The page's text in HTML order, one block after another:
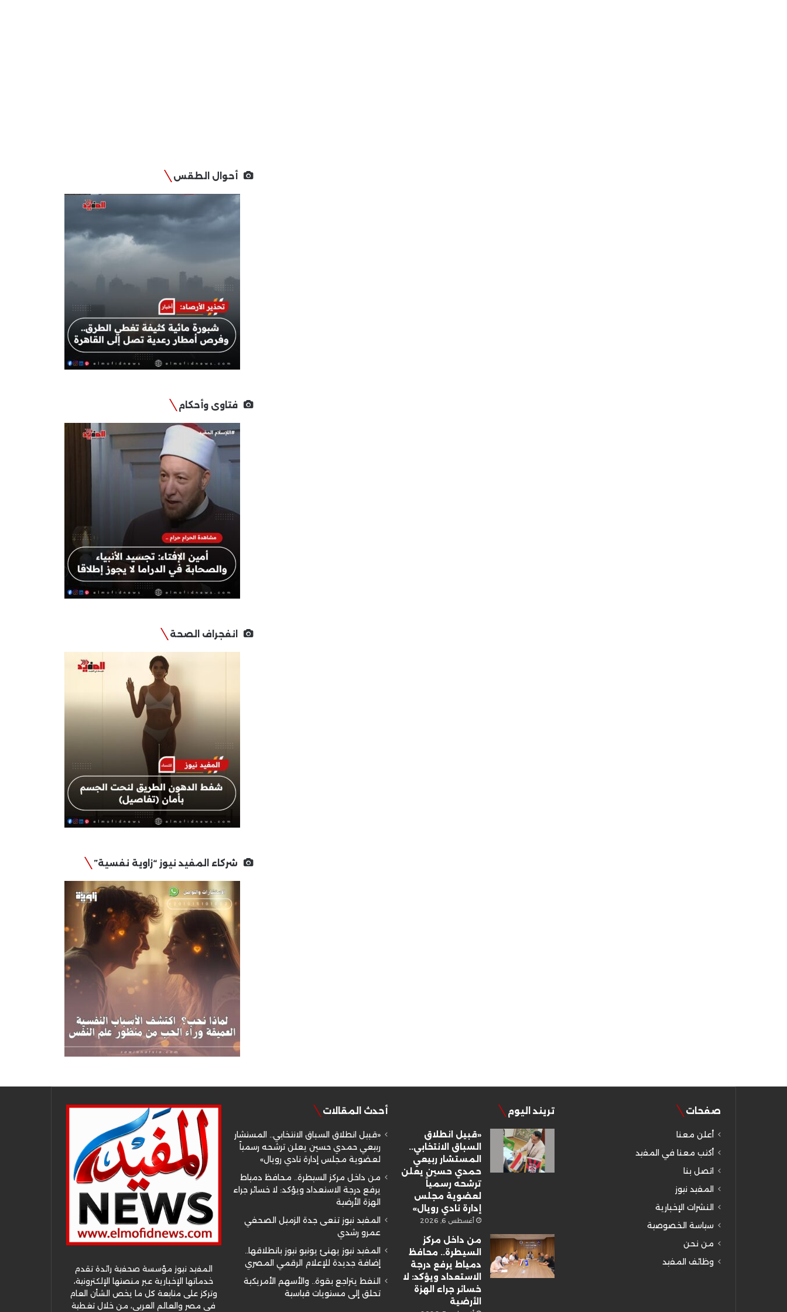
أحوال الطقس
فتاوى وأحكام
انفجراف الصحة
شركاء المفيد نيوز “زاوية نفسية”
صفحات
أعلن معنا
أكتب معنا في المفيد
اتصل بنا
المفيد نيوز
النشرات الإخبارية
سياسة الخصوصية
من نحن
وظائف المفيد
تريند اليوم
«قبيل انطلاق
السباق الانتخابي..
المستشار ربيعي
حمدي حسين يعلن
ترشحه رسمياً
لعضوية مجلس
إدارة نادي رويال»
أغسطس 6, 2026
من داخل مركز
السيطرة.. محافظ
دمياط يرفع درجة
الاستعداد ويؤكد: لا
خسائر جراء الهزة
الأرضية
أحدث المقالات
«قبيل انطلاق السباق الانتخابي.. المستشار
ربيعي حمدي حسين يعلن ترشحه رسمياً
لعضوية مجلس إدارة نادي رويال»
من داخل مركز السيطرة.. محافظ دمياط
يرفع درجة الاستعداد ويؤكد: لا خسائر جراء
الهزة الأرضية
المفيد نيوز تنعى جدة الزميل الصحفي
عمرو رشدي
المفيد نيوز يهنئ يونيو نيوز بانطلاقها..
إضافة جديدة للإعلام الرقمي المصري
النفط يتراجع بقوة.. والأسهم الأمريكية
تحلق إلى مستويات قياسية
المفيد نيوز مؤسسة صحفية رائدة تقدم
خدماتها الإخبارية عبر منصتها الإلكترونية،
وتركز على متابعة كل ما يخص الشأن العام
في مصر والعالم العربي، من خلال تغطية